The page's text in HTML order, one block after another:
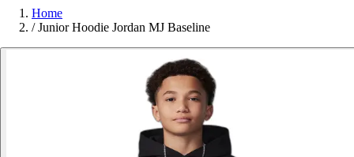
Home
/ Junior Hoodie Jordan MJ Baseline